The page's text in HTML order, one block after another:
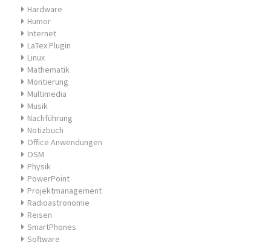
Hardware
Humor
Internet
LaTex Plugin
Linux
Mathematik
Montierung
Multimedia
Musik
Nachführung
Notizbuch
Office Anwendungen
OSM
Physik
PowerPoint
Projektmanagement
Radioastronomie
Reisen
SmartPhones
Software